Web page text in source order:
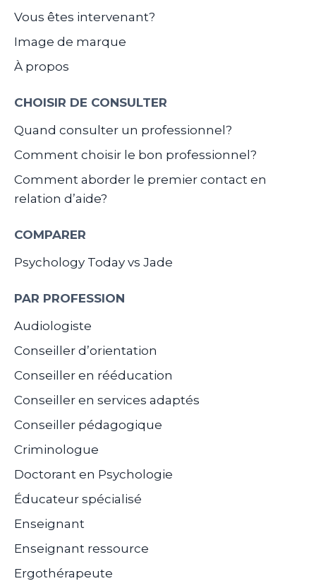
Vous êtes intervenant?
Image de marque
À propos
CHOISIR DE CONSULTER
Quand consulter un professionnel?
Comment choisir le bon professionnel?
Comment aborder le premier contact en
relation d’aide?
COMPARER
Psychology Today vs Jade
PAR PROFESSION
Audiologiste
Conseiller d’orientation
Conseiller en rééducation
Conseiller en services adaptés
Conseiller pédagogique
Criminologue
Doctorant en Psychologie
Éducateur spécialisé
Enseignant
Enseignant ressource
Ergothérapeute